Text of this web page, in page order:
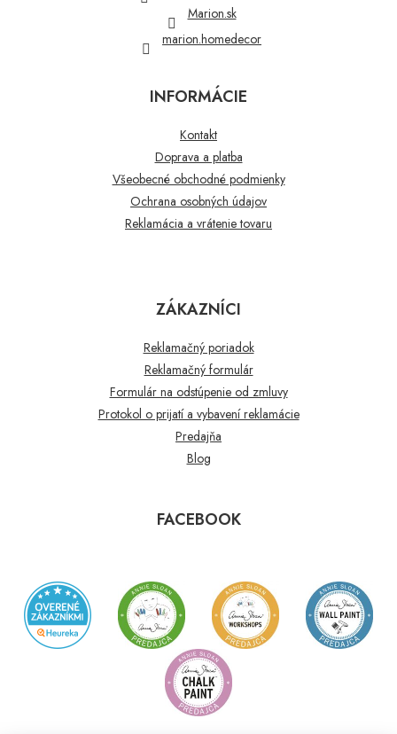
Marion.sk
marion.homedecor
INFORMÁCIE
Kontakt
Doprava a platba
Všeobecné obchodné podmienky
Ochrana osobných údajov
Reklamácia a vrátenie tovaru
ZÁKAZNÍCI
Reklamačný poriadok
Reklamačný formulár
Formulár na odstúpenie od zmluvy
Protokol o prijatí a vybavení reklamácie
Predajňa
Blog
FACEBOOK